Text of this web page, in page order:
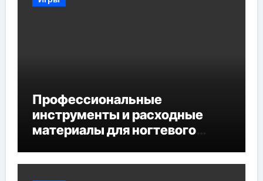
Профессиональные
инструменты и расходные
материалы для ногтевого